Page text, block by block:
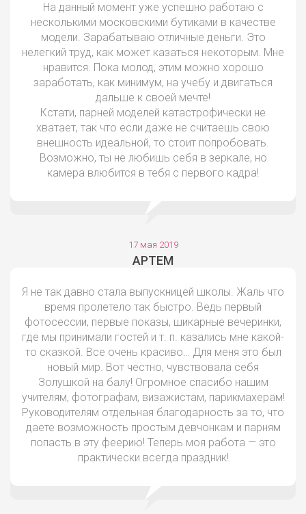
На данный момент уже успешно работаю с
несколькими московскими бутиками в качестве
модели. Зарабатываю отличные деньги. Это
нелегкий труд, как может казаться некоторым. Мне
нравится. Пока молод, этим можно хорошо
заработать, как минимум, на учебу и двигаться
дальше к своей мечте!
Кстати, парней моделей катастрофически не
хватает, так что если даже не считаешь свою
внешность идеальной, то стоит попробовать.
Возможно, ты не любишь себя в зеркале, но
камера влюбится в тебя с первого кадра!
17 мая 2019
АРТЕМ
Я не так давно стала выпускницей школы. Жаль что
время пролетело так быстро. Ведь первый
фотосессии, первые показы, шикарные вечеринки,
где мы принимали гостей и т. п. казались мне какой-
то сказкой. Все очень красиво… Для меня это был
новый мир. Вот честно, чувствовала себя
Золушкой на балу! Огромное спасибо нашим
учителям, фотографам, визажистам, парикмахерам!
Руководителям отдельная благодарность за то, что
даете возможность простым девчонкам и парням
попасть в эту феерию! Теперь моя работа — это
практически всегда праздник!